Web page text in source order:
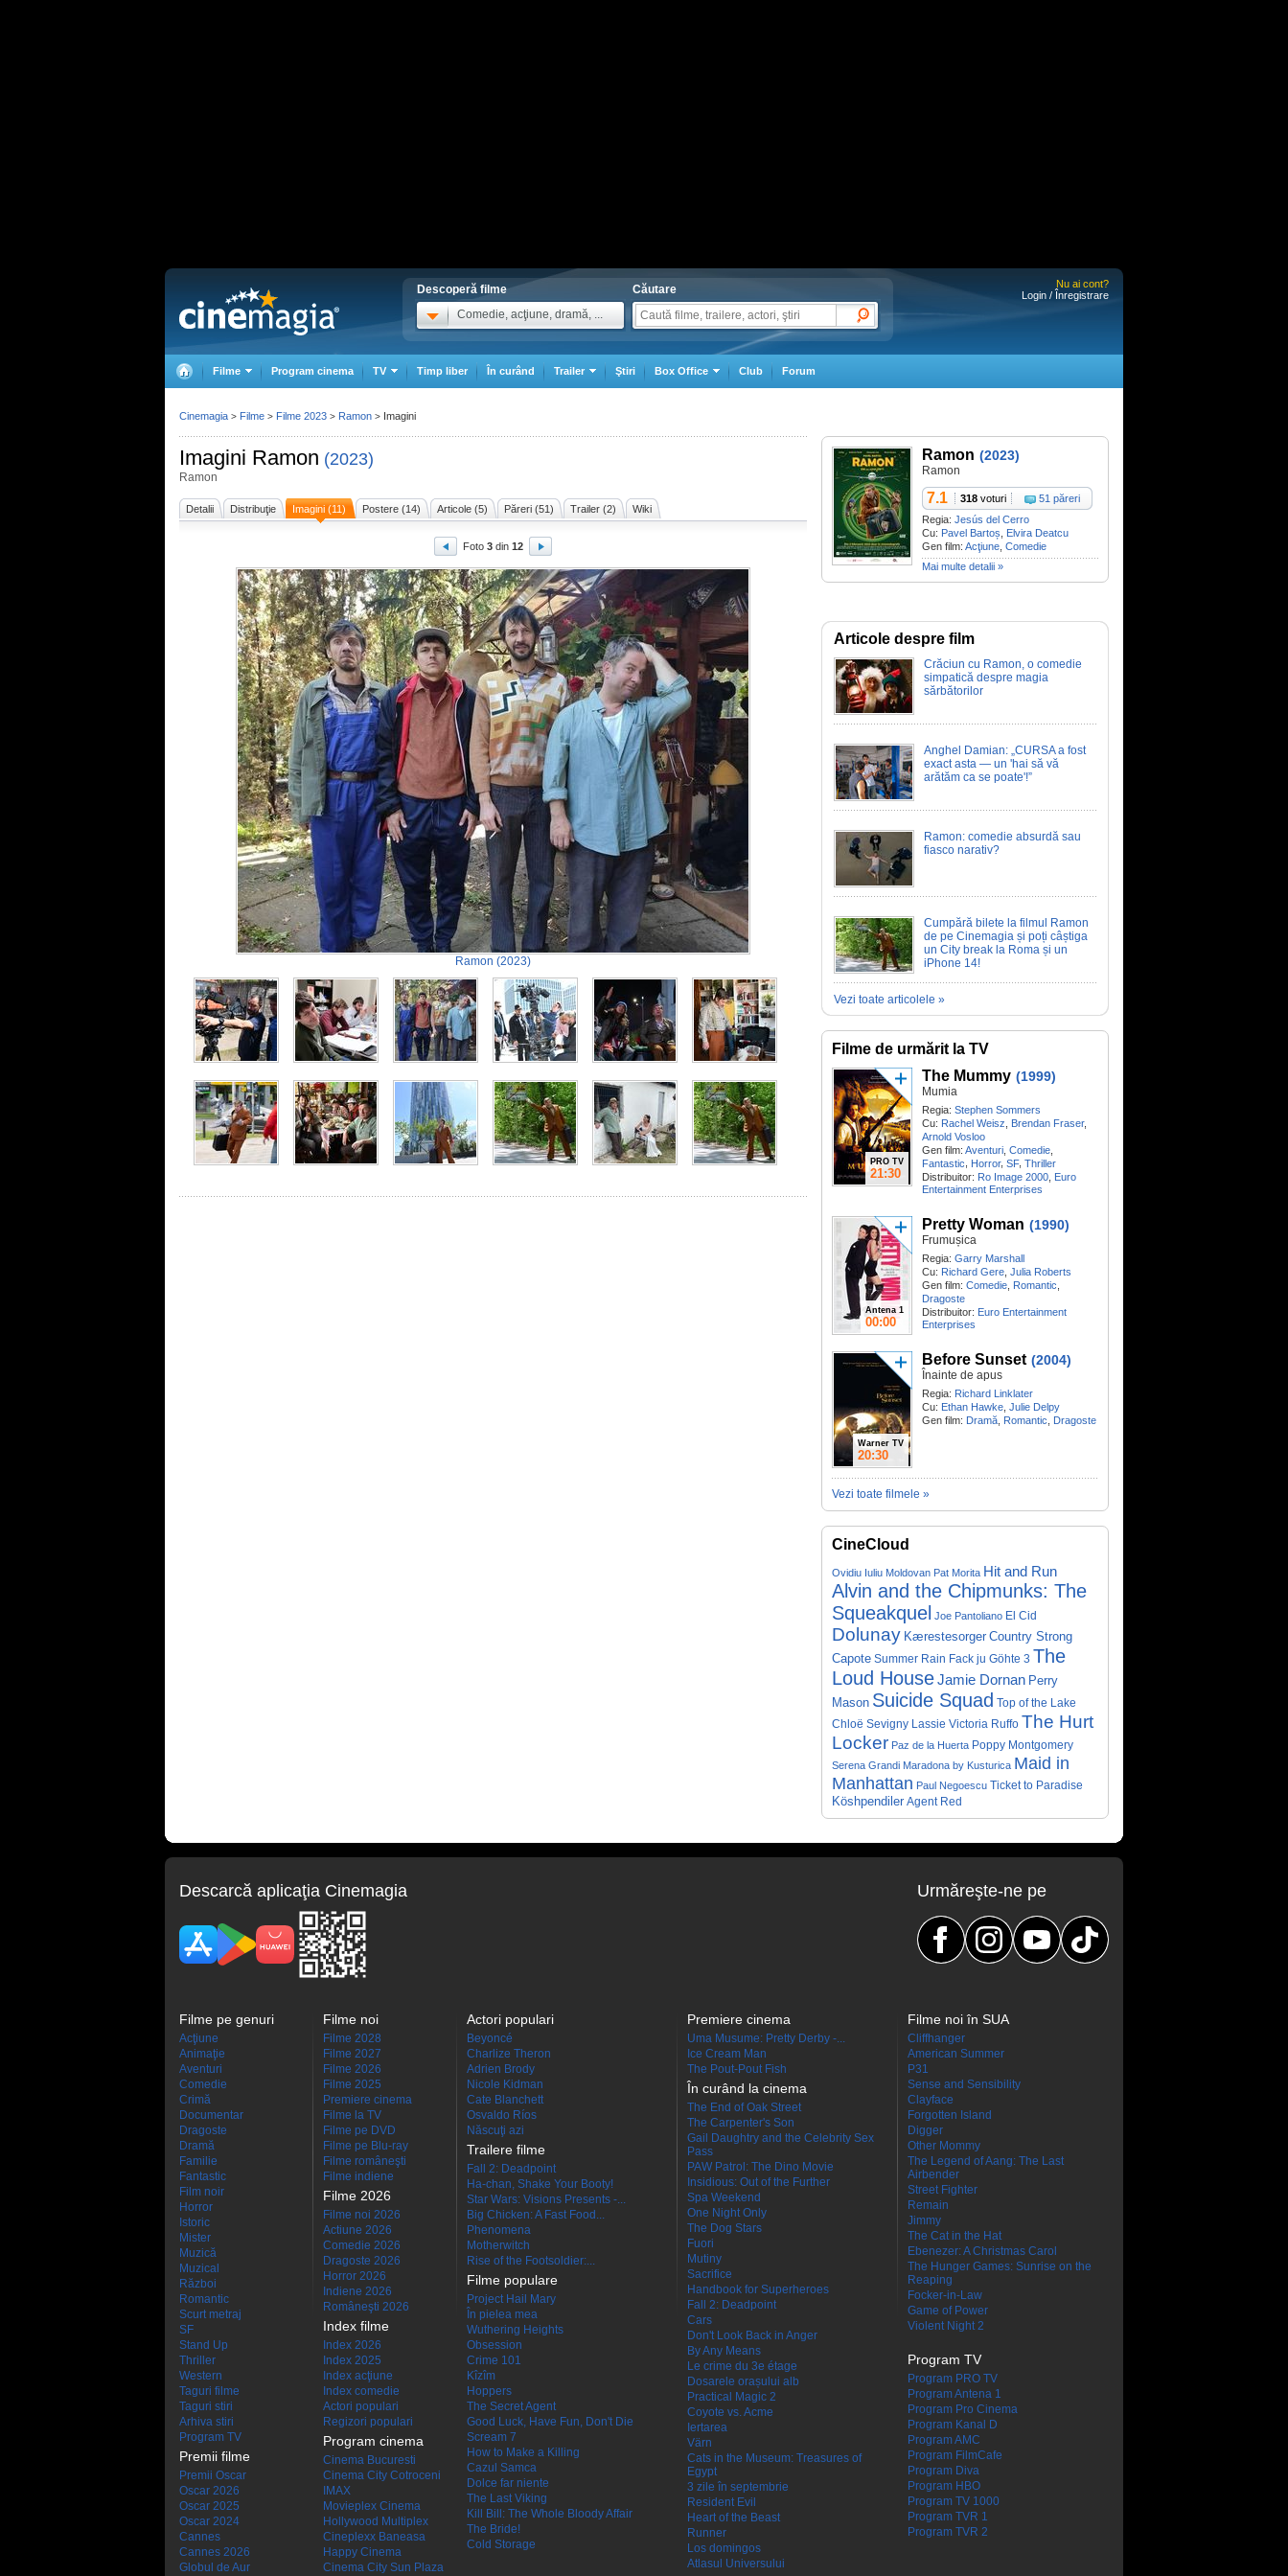
Descoperă filme
Comedie, acţiune, dramă, ...
Căutare
Nu ai cont?
Login / Înregistrare
Filme Program cinema TV Timp liber În curând Trailer Ştiri Box Office Club Forum
Imagini Ramon (2023)
Ramon
Detalii Distribuţie Imagini (11) Postere (14) Articole (5) Păreri (51) Trailer (2) Wiki
Foto 3 din 12
Ramon (2023)
Ramon (2023)
Ramon
7.1 318 voturi
51 păreri
Regia: Jesús del Cerro
Cu: Pavel Bartoș
Elvira Deatcu
Gen film: Acţiune Comedie
Mai multe detalii »
Articole despre film
Crăciun cu Ramon, o comedie
simpatică despre magia
sărbătorilor
Anghel Damian: „CURSA a fost
exact asta — un 'hai să vă
arătăm ca se poate'!”
Ramon: comedie absurdă sau
fiasco narativ?
Cumpără bilete la filmul Ramon
de pe Cinemagia și poți câștiga
un City break la Roma și un
iPhone 14!
Vezi toate articolele »
Filme de urmărit la TV
PRO TV
21:30
The Mummy (1999)
Mumia
Regia: Stephen Sommers
Cu: Rachel Weisz Brendan Fraser,
Arnold Vosloo
Gen film: Aventuri Comedie
Fantastic, Horror, SF, Thriller
Distribuitor: Ro Image 2000 Euro
Entertainment Enterprises
Antena 1
00:00
Pretty Woman (1990)
Frumușica
Regia: Garry Marshall
Cu: Richard Gere Julia Roberts
Gen film: Comedie Romantic
Dragoste
Distribuitor: Euro Entertainment
Enterprises
Warner TV
20:30
Before Sunset (2004)
Înainte de apus
Regia: Richard Linklater
Cu: Ethan Hawke Julie Delpy
Gen film: Dramă Romantic Dragoste
Vezi toate filmele »
CineCloud
Ovidiu Iuliu Moldovan Pat Morita Hit and Run
Alvin and the Chipmunks: The
Squeakquel Joe Pantoliano El Cid
Dolunay Kærestesorger Country Strong
Capote Summer Rain Fack ju Göhte 3 The
Loud HouseJamie Dornan Perry
Mason Suicide Squad Top of the Lake
Chloë Sevigny
Lassie Victoria Ruffo The Hurt
Locker Paz de la Huerta Poppy Montgomery
Serena Grandi Maradona by Kusturica Maid in
Manhattan Paul Negoescu Ticket to Paradise
Köshpendiler Agent Red
Cinemagia > Filme > Filme 2023 > Ramon > Imagini
Descarcă aplicaţia Cinemagia Urmăreşte-ne pe
Filme pe genuri
Acţiune
Animaţie
Aventuri
Comedie
Crimă
Documentar
Dragoste
Dramă
Familie
Fantastic
Film noir
Horror
Istoric
Mister
Muzică
Muzical
Război
Romantic
Scurt metraj
SF
Stand Up
Thriller
Western
Taguri filme
Taguri stiri
Arhiva stiri
Program TV
Premii filme
Premii Oscar
Oscar 2026
Oscar 2025
Oscar 2024
Cannes
Cannes 2026
Globul de Aur
Filme noi
Filme 2028
Filme 2027
Filme 2026
Filme 2025
Premiere cinema
Filme la TV
Filme pe DVD
Filme pe Blu-ray
Filme româneşti
Filme indiene
Filme 2026
Filme noi 2026
Actiune 2026
Comedie 2026
Dragoste 2026
Horror 2026
Indiene 2026
Româneşti 2026
Index filme
Index 2026
Index 2025
Index acţiune
Index comedie
Actori populari
Regizori populari
Program cinema
Cinema Bucuresti
Cinema City Cotroceni
IMAX
Movieplex Cinema
Hollywood Multiplex
Cineplexx Baneasa
Happy Cinema
Cinema City Sun Plaza
Actori populari
Beyoncé
Charlize Theron
Adrien Brody
Nicole Kidman
Cate Blanchett
Osvaldo Ríos
Născuţi azi
Trailere filme
Fall 2: Deadpoint
Ha-chan, Shake Your Booty!
Star Wars: Visions Presents -...
Big Chicken: A Fast Food...
Phenomena
Motherwitch
Rise of the Footsoldier:...
Filme populare
Project Hail Mary
În pielea mea
Wuthering Heights
Obsession
Crime 101
Kîzîm
Hoppers
The Secret Agent
Good Luck, Have Fun, Don't Die
Scream 7
How to Make a Killing
Cazul Samca
Dolce far niente
The Last Viking
Kill Bill: The Whole Bloody Affair
The Bride!
Cold Storage
Premiere cinema
Uma Musume: Pretty Derby -...
Ice Cream Man
The Pout-Pout Fish
În curând la cinema
The End of Oak Street
The Carpenter's Son
Gail Daughtry and the Celebrity Sex
Pass
PAW Patrol: The Dino Movie
Insidious: Out of the Further
Spa Weekend
One Night Only
The Dog Stars
Fuori
Mutiny
Sacrifice
Handbook for Superheroes
Fall 2: Deadpoint
Cars
Don't Look Back in Anger
By Any Means
Le crime du 3e étage
Dosarele orașului alb
Practical Magic 2
Coyote vs. Acme
Iertarea
Värn
Cats in the Museum: Treasures of
Egypt
3 zile în septembrie
Resident Evil
Heart of the Beast
Runner
Los domingos
Atlasul Universului
Filme noi în SUA
Cliffhanger
American Summer
P31
Sense and Sensibility
Clayface
Forgotten Island
Digger
Other Mommy
The Legend of Aang: The Last
Airbender
Street Fighter
Remain
Jimmy
The Cat in the Hat
Ebenezer: A Christmas Carol
The Hunger Games: Sunrise on the
Reaping
Focker-in-Law
Game of Power
Violent Night 2
Program TV
Program PRO TV
Program Antena 1
Program Pro Cinema
Program Kanal D
Program AMC
Program FilmCafe
Program Diva
Program HBO
Program TV 1000
Program TVR 1
Program TVR 2